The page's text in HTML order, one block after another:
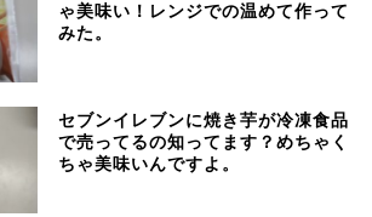
ゃ美味い！レンジでの温めて作って
みた。
セブンイレブンに焼き芋が冷凍食品
で売ってるの知ってます？めちゃく
ちゃ美味いんですよ。